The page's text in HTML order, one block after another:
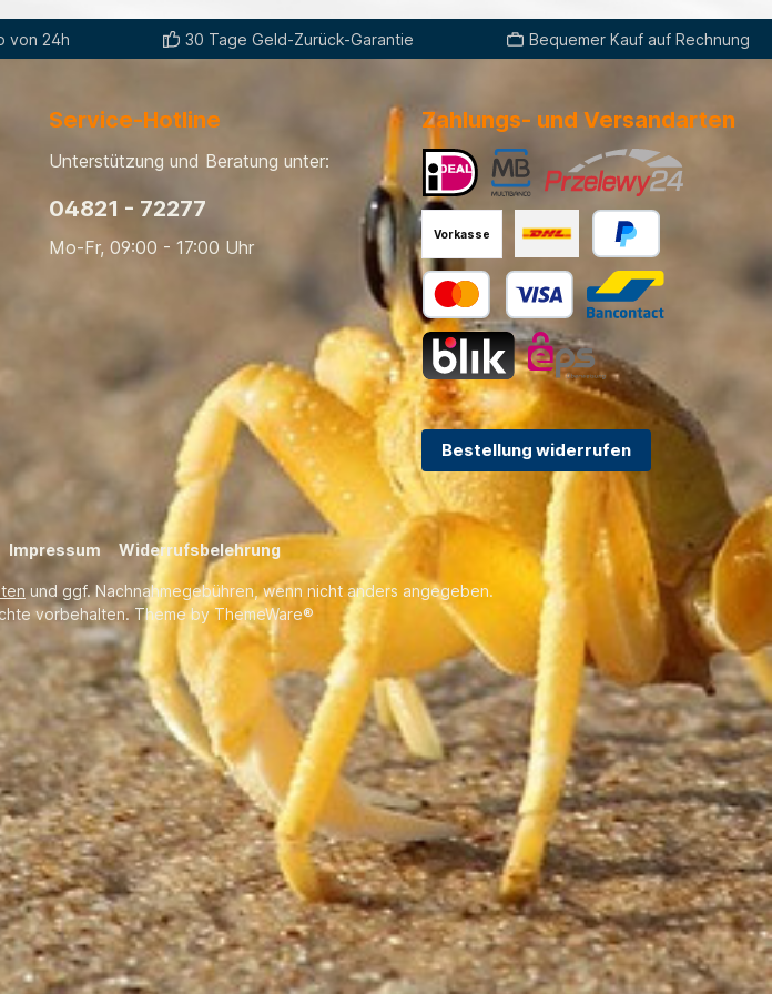
von 24h 30 Tage Geld-Zurück-Garantie Bequemer Kauf auf Rechnung
Service-Hotline
Unterstützung und Beratung unter:
04821 - 72277
Mo-Fr, 09:00 - 17:00 Uhr
Zahlungs- und Versandarten
Vorkasse
Bestellung widerrufen
Impressum Widerrufsbelehrung
und ggf. Nachnahmegebühren, wenn nicht anders angegeben.
vorbehalten. Theme byThemeWare®